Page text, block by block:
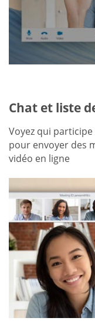
Chat et liste
Voyez qui
pour envoyer des
vidéo en ligne